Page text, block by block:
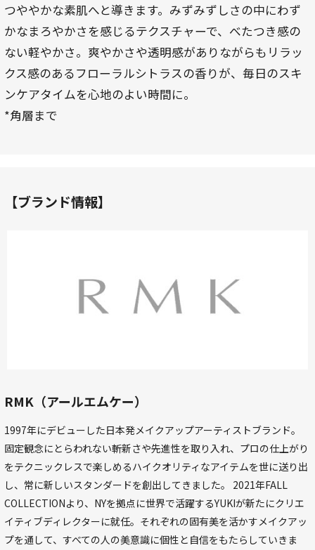
つややかな素肌へと導きます。みずみずしさの中にわず
かなまろやかさを感じるテクスチャーで、べたつき感の
ない軽やかさ。爽やかさや透明感がありながらもリラッ
クス感のあるフローラルシトラスの香りが、毎日のスキ
ンケアタイムを心地のよい時間に。
*角層まで
【ブランド情報】
RMK（アールエムケー）
1997年にデビューした日本発メイクアップアーティストブランド。
固定観念にとらわれない斬新さや先進性を取り入れ、プロの仕上がり
をテクニックレスで楽しめるハイクオリティなアイテムを世に送り出
し、常に新しいスタンダードを創出してきました。 2021年FALL
COLLECTIONより、NYを拠点に世界で活躍するYUKIが新たにクリエ
イティブディレクターに就任。それぞれの固有美を活かすメイクアッ
プを通して、すべての人の美意識に個性と自信をもたらしていきま